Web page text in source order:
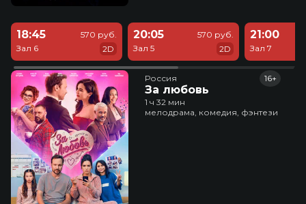
18:45
Зал 6
570 руб.
2D
20:05
Зал 5
570 руб.
2D
21:00
Зал 7
Россия
За любовь
16+
1 ч 32 мин
мелодрама, комедия, фэнтези